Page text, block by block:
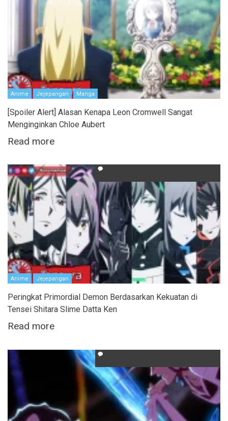
Anime Jejepangan Manga
[Spoiler Alert] Alasan Kenapa Leon Cromwell Sangat
Menginginkan Chloe Aubert
Read more
Anime Jejepangan
Peringkat Primordial Demon Berdasarkan Kekuatan di
Tensei Shitara Slime Datta Ken
Read more